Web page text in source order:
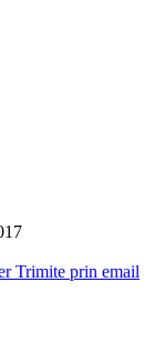
Trimite prin email